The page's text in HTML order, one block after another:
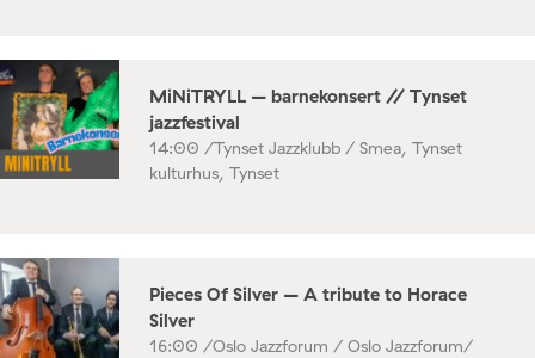
MiNiTRYLL – barnekonsert // Tynset
jazzfestival
14:00 /Tynset Jazzklubb / Smea, Tynset
kulturhus, Tynset
Pieces Of Silver – A tribute to Horace
Silver
16:00 /Oslo Jazzforum / Oslo Jazzforum/